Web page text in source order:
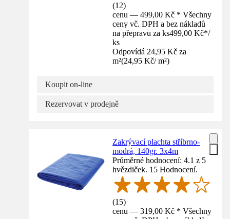
(12)
cenu — 499,00 Kč * Všechny
ceny vč. DPH a bez nákladů
na přepravu za ks499,00 Kč*/
ks
Odpovídá 24,95 Kč za
m²(24,95 Kč/ m²)
Koupit on-line
Rezervovat v prodejně
Zakrývací plachta stříbrno-
modrá, 140gr. 3x4m
Průměrné hodnocení: 4.1 z 5
hvězdiček. 15 Hodnocení.
(15)
cenu — 319,00 Kč * Všechny